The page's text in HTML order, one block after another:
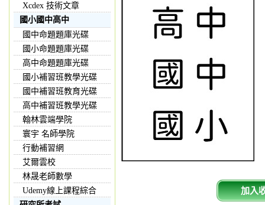
Xcdex 技術文章
國小國中高中
國中命題題庫光碟
國小命題題庫光碟
高中命題題庫光碟
國小補習班教學光碟
國中補習班教育光碟
高中補習班教學光碟
翰林雲端學院
寰宇 名師學院
行動補習網
艾爾雲校
林晟老師數學
Udemy線上課程綜合
加入